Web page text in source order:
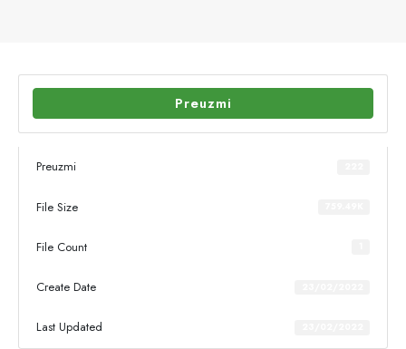
Preuzmi
Preuzmi
File Size
File Count
Create Date
Last Updated